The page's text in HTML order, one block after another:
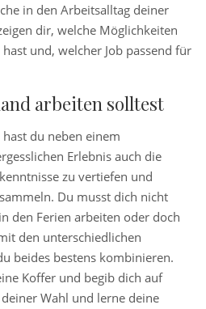
in den Arbeitsalltag deiner
dir, welche Möglichkeiten
und, welcher Job passend für
arbeiten solltest
du neben einem
Erlebnis auch die
zu vertiefen und
Du musst dich nicht
den Ferien arbeiten oder doch
den unterschiedlichen
beides bestens kombinieren.
Koffer und begib dich auf
Wahl und lerne deine